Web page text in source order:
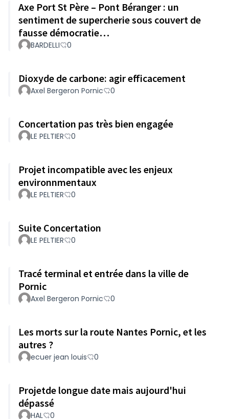
Axe Port St Père – Pont Béranger : un
sentiment de supercherie sous couvert de
fausse démocratie…
BARDELLI 0
Dioxyde de carbone: agir efficacement
Axel Bergeron Pornic 0
Concertation pas très bien engagée
LE PELTIER 0
Projet incompatible avec les enjeux
environnmentaux
LE PELTIER 0
Suite Concertation
LE PELTIER 0
Tracé terminal et entrée dans la ville de
Pornic
Axel Bergeron Pornic 0
Les morts sur la route Nantes Pornic, et les
autres ?
ecuer jean louis 0
Projetde longue date mais aujourd'hui
dépassé
HAL 0